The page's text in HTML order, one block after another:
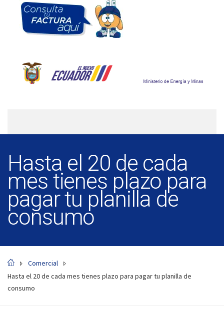
Hasta el 20 de cada
mes tienes plazo para
pagar tu planilla de
consumo
Comercial
Hasta el 20 de cada mes tienes plazo para pagar tu planilla de
consumo